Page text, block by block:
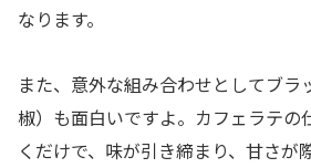
なります。
また、意外な組み合わせとしてブラ
椒）も面白いですよ。カフェラテの
くだけで、味が引き締まり、甘さが